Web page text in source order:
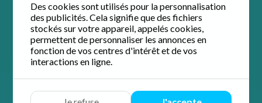
Des cookies sont utilisés pour la personnalisation
des publicités. Cela signifie que des fichiers
stockés sur votre appareil, appelés cookies,
permettent de personnaliser les annonces en
fonction de vos centres d'intérêt et de vos
interactions en ligne.